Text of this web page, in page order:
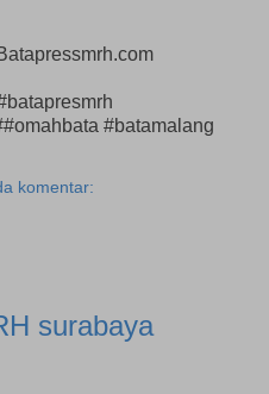
#batamalang
komentar:
surabaya